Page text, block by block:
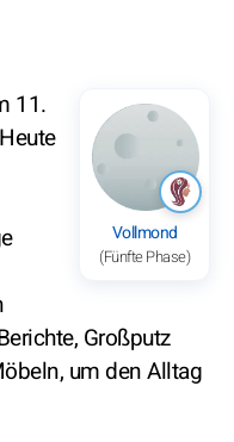
Vollmond
(Fünfte Phase)
11.
Großputz
um den Alltag